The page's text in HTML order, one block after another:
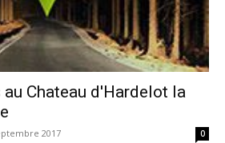
au Chateau d'Hardelot la
2017 0